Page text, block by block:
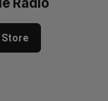
Store